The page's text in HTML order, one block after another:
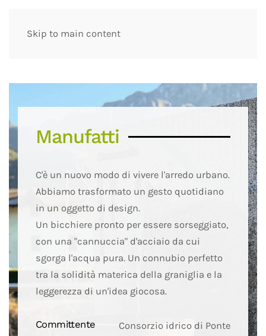
Skip to main content
Manufatti
C'è un nuovo modo di vivere l'arredo urbano.
Abbiamo trasformato un gesto quotidiano
in un oggetto di design.
Un bicchiere pronto per essere sorseggiato,
con una "cannuccia" d'acciaio da cui
sgorga l'acqua pura. Un connubio perfetto
tra la solidità materica della graniglia e la
leggerezza di un'idea giocosa.
Committente
Consorzio idrico di Ponte